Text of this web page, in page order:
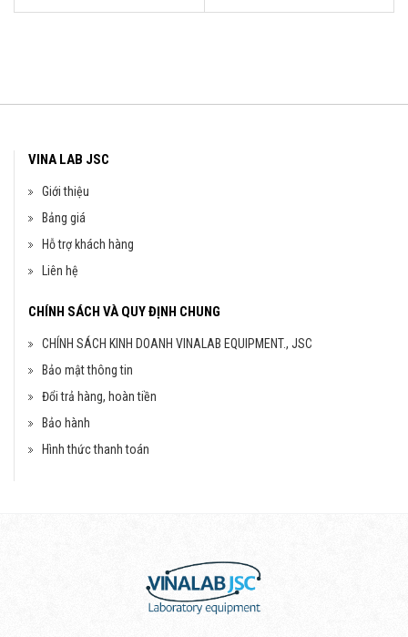
VINA LAB JSC
Giới thiệu
Bảng giá
Hỗ trợ khách hàng
Liên hệ
CHÍNH SÁCH VÀ QUY ĐỊNH CHUNG
CHÍNH SÁCH KINH DOANH VINALAB EQUIPMENT., JSC
Bảo mật thông tin
Đổi trả hàng, hoàn tiền
Bảo hành
Hình thức thanh toán